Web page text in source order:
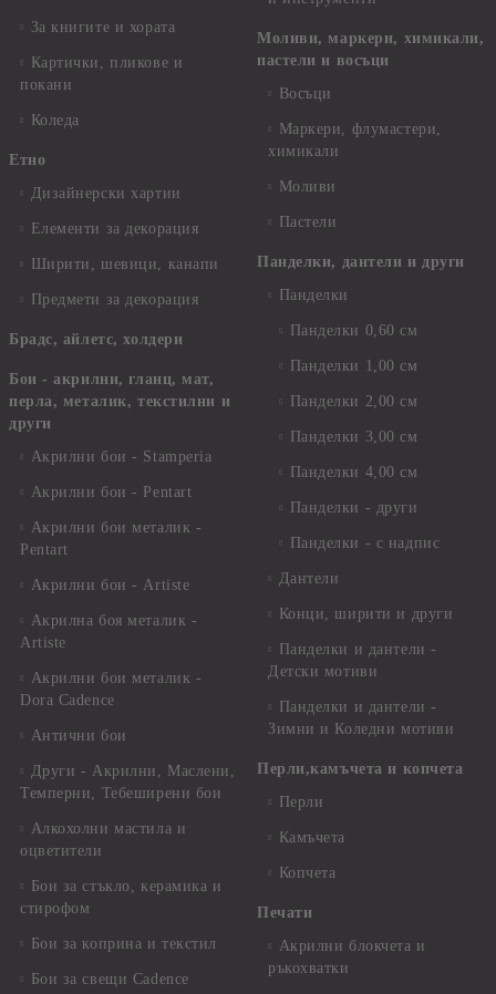
За книгите и хората
Картички, пликове и
покани
Коледа
Етно
Дизайнерски хартии
Елементи за декорация
Ширити, шевици, канапи
Предмети за декорация
Брадс, айлетс, холдери
Бои - акрилни, гланц, мат,
перла, металик, текстилни и
други
Акрилни бои - Stamperia
Акрилни бои - Pentart
Акрилни бои металик -
Pentart
Акрилни бои - Artiste
Акрилна боя металик -
Artiste
Акрилни бои металик -
Dora Cadence
Антични бои
Други - Акрилни, Маслени,
Темперни, Тебеширени бои
Алкохолни мастила и
оцветители
Бои за стъкло, керамика и
стирофом
Бои за коприна и текстил
Бои за свещи Cadence
Моливи, маркери, химикали,
пастели и восъци
Восъци
Маркери, флумастери,
химикали
Моливи
Пастели
Панделки, дантели и други
Панделки
Панделки 0,60 см
Панделки 1,00 см
Панделки 2,00 см
Панделки 3,00 см
Панделки 4,00 см
Панделки - други
Панделки - с надпис
Дантели
Конци, ширити и други
Панделки и дантели -
Детски мотиви
Панделки и дантели -
Зимни и Коледни мотиви
Перли,камъчета и копчета
Перли
Камъчета
Копчета
Печати
Акрилни блокчета и
ръкохватки